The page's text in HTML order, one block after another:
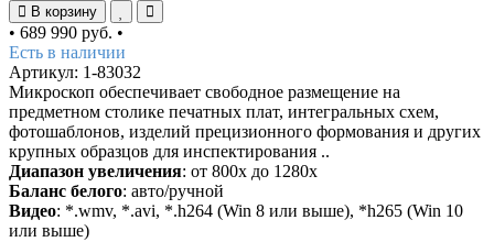
В корзину
• 689 990 руб. •
Есть в наличии
Артикул: 1-83032
Микроскоп обеспечивает свободное размещение на
предметном столике печатных плат, интегральных схем,
фотошаблонов, изделий прецизионного формования и других
крупных образцов для инспектирования ..
Диапазон увеличения: от 800х до 1280х
Баланс белого: авто/ручной
Видео: *.wmv, *.avi, *.h264 (Win 8 или выше), *h265 (Win 10
или выше)